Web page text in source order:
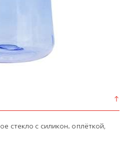
стекло с силикон. оплёткой,